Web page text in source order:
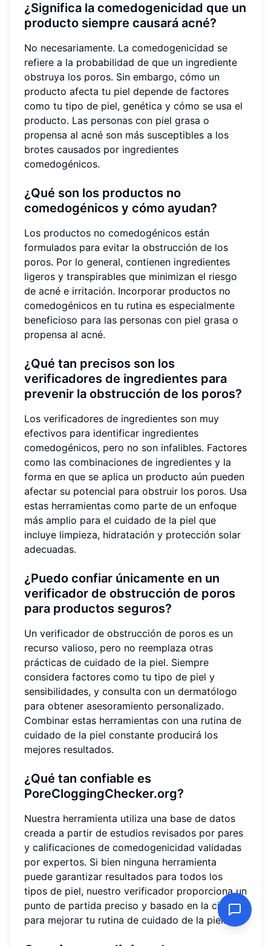
¿Significa la comedogenicidad que un
producto siempre causará acné?
No necesariamente. La comedogenicidad se
refiere a la probabilidad de que un ingrediente
obstruya los poros. Sin embargo, cómo un
producto afecta tu piel depende de factores
como tu tipo de piel, genética y cómo se usa el
producto. Las personas con piel grasa o
propensa al acné son más susceptibles a los
brotes causados por ingredientes
comedogénicos.
¿Qué son los productos no
comedogénicos y cómo ayudan?
Los productos no comedogénicos están
formulados para evitar la obstrucción de los
poros. Por lo general, contienen ingredientes
ligeros y transpirables que minimizan el riesgo
de acné e irritación. Incorporar productos no
comedogénicos en tu rutina es especialmente
beneficioso para las personas con piel grasa o
propensa al acné.
¿Qué tan precisos son los
verificadores de ingredientes para
prevenir la obstrucción de los poros?
Los verificadores de ingredientes son muy
efectivos para identificar ingredientes
comedogénicos, pero no son infalibles. Factores
como las combinaciones de ingredientes y la
forma en que se aplica un producto aún pueden
afectar su potencial para obstruir los poros. Usa
estas herramientas como parte de un enfoque
más amplio para el cuidado de la piel que
incluye limpieza, hidratación y protección solar
adecuadas.
¿Puedo confiar únicamente en un
verificador de obstrucción de poros
para productos seguros?
Un verificador de obstrucción de poros es un
recurso valioso, pero no reemplaza otras
prácticas de cuidado de la piel. Siempre
considera factores como tu tipo de piel y
sensibilidades, y consulta con un dermatólogo
para obtener asesoramiento personalizado.
Combinar estas herramientas con una rutina de
cuidado de la piel constante producirá los
mejores resultados.
¿Qué tan confiable es
PoreCloggingChecker.org?
Nuestra herramienta utiliza una base de datos
creada a partir de estudios revisados por pares
y calificaciones de comedogenicidad validadas
por expertos. Si bien ninguna herramienta
puede garantizar resultados para todos los
tipos de piel, nuestro verificador proporciona un
punto de partida preciso y basado en la ciencia
para mejorar tu rutina de cuidado de la piel.